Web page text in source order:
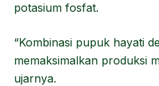
potasium fosfat.
“Kombinasi pupuk hayati
memaksimalkan produksi
ujarnya.